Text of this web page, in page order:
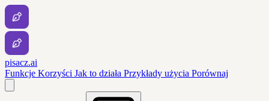
pisacz.ai
Funkcje Korzyści Jak to działa Przykłady użycia Porównaj